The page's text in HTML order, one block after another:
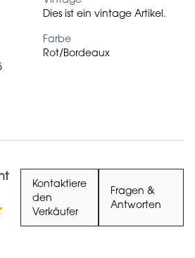
Dies ist ein vintage Artikel.
Farbe
Rot/Bordeaux
Kontaktiere
den
Verkäufer
Fragen &
Antworten